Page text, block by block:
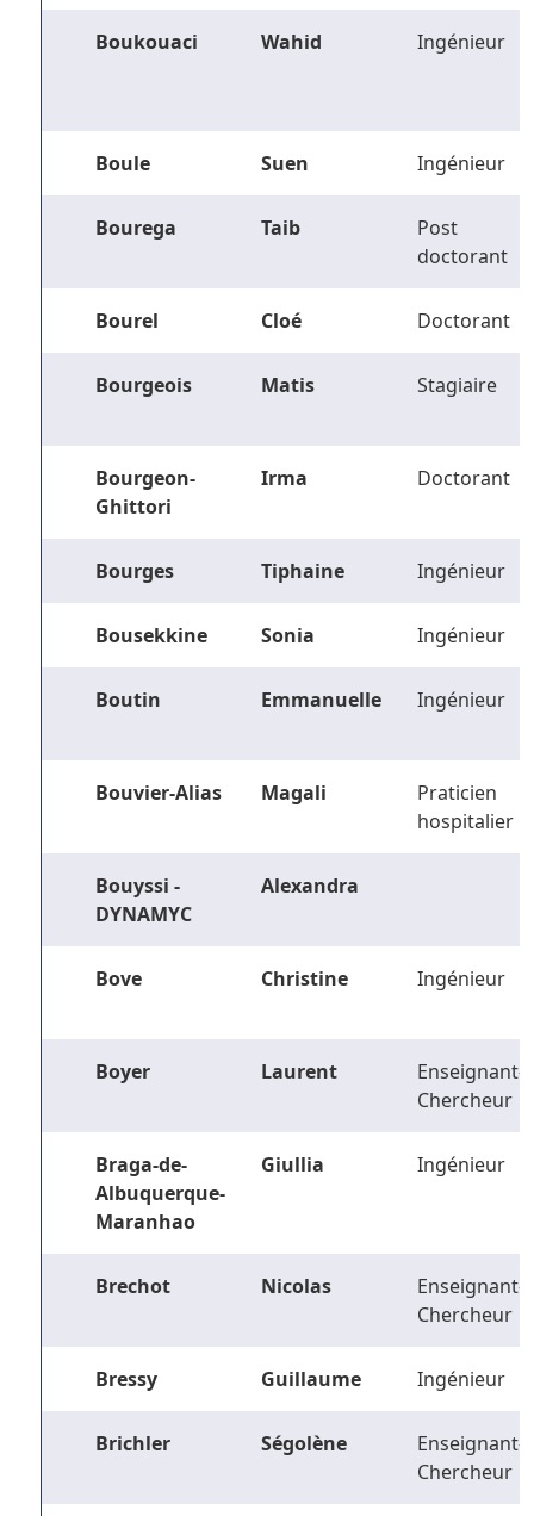
Boukouaci Wahid Ingénieur
Boule Suen Ingénieur
Bourega Taib
Post
doctorant
Bourel Cloé Doctorant
Bourgeois Matis Stagiaire
Bourgeon-
Ghittori
Irma Doctorant
Bourges Tiphaine Ingénieur
Bousekkine Sonia Ingénieur
Boutin Emmanuelle Ingénieur
Bouvier-Alias Magali
Praticien
hospitalier
Bouyssi -
DYNAMYC
Alexandra
Bove Christine Ingénieur
Boyer Laurent
Enseignant-
Chercheur
Braga-de-
Albuquerque-
Maranhao
Giullia Ingénieur
Brechot Nicolas
Enseignant-
Chercheur
Bressy Guillaume Ingénieur
Brichler Ségolène
Enseignant-
Chercheur